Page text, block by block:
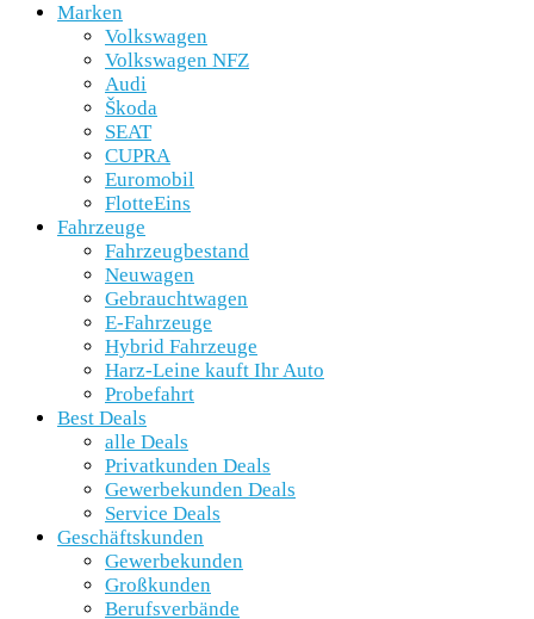
Marken
Volkswagen
Volkswagen NFZ
Audi
Škoda
SEAT
CUPRA
Euromobil
FlotteEins
Fahrzeuge
Fahrzeugbestand
Neuwagen
Gebrauchtwagen
E-Fahrzeuge
Hybrid Fahrzeuge
Harz-Leine kauft Ihr Auto
Probefahrt
Best Deals
alle Deals
Privatkunden Deals
Gewerbekunden Deals
Service Deals
Geschäftskunden
Gewerbekunden
Großkunden
Berufsverbände